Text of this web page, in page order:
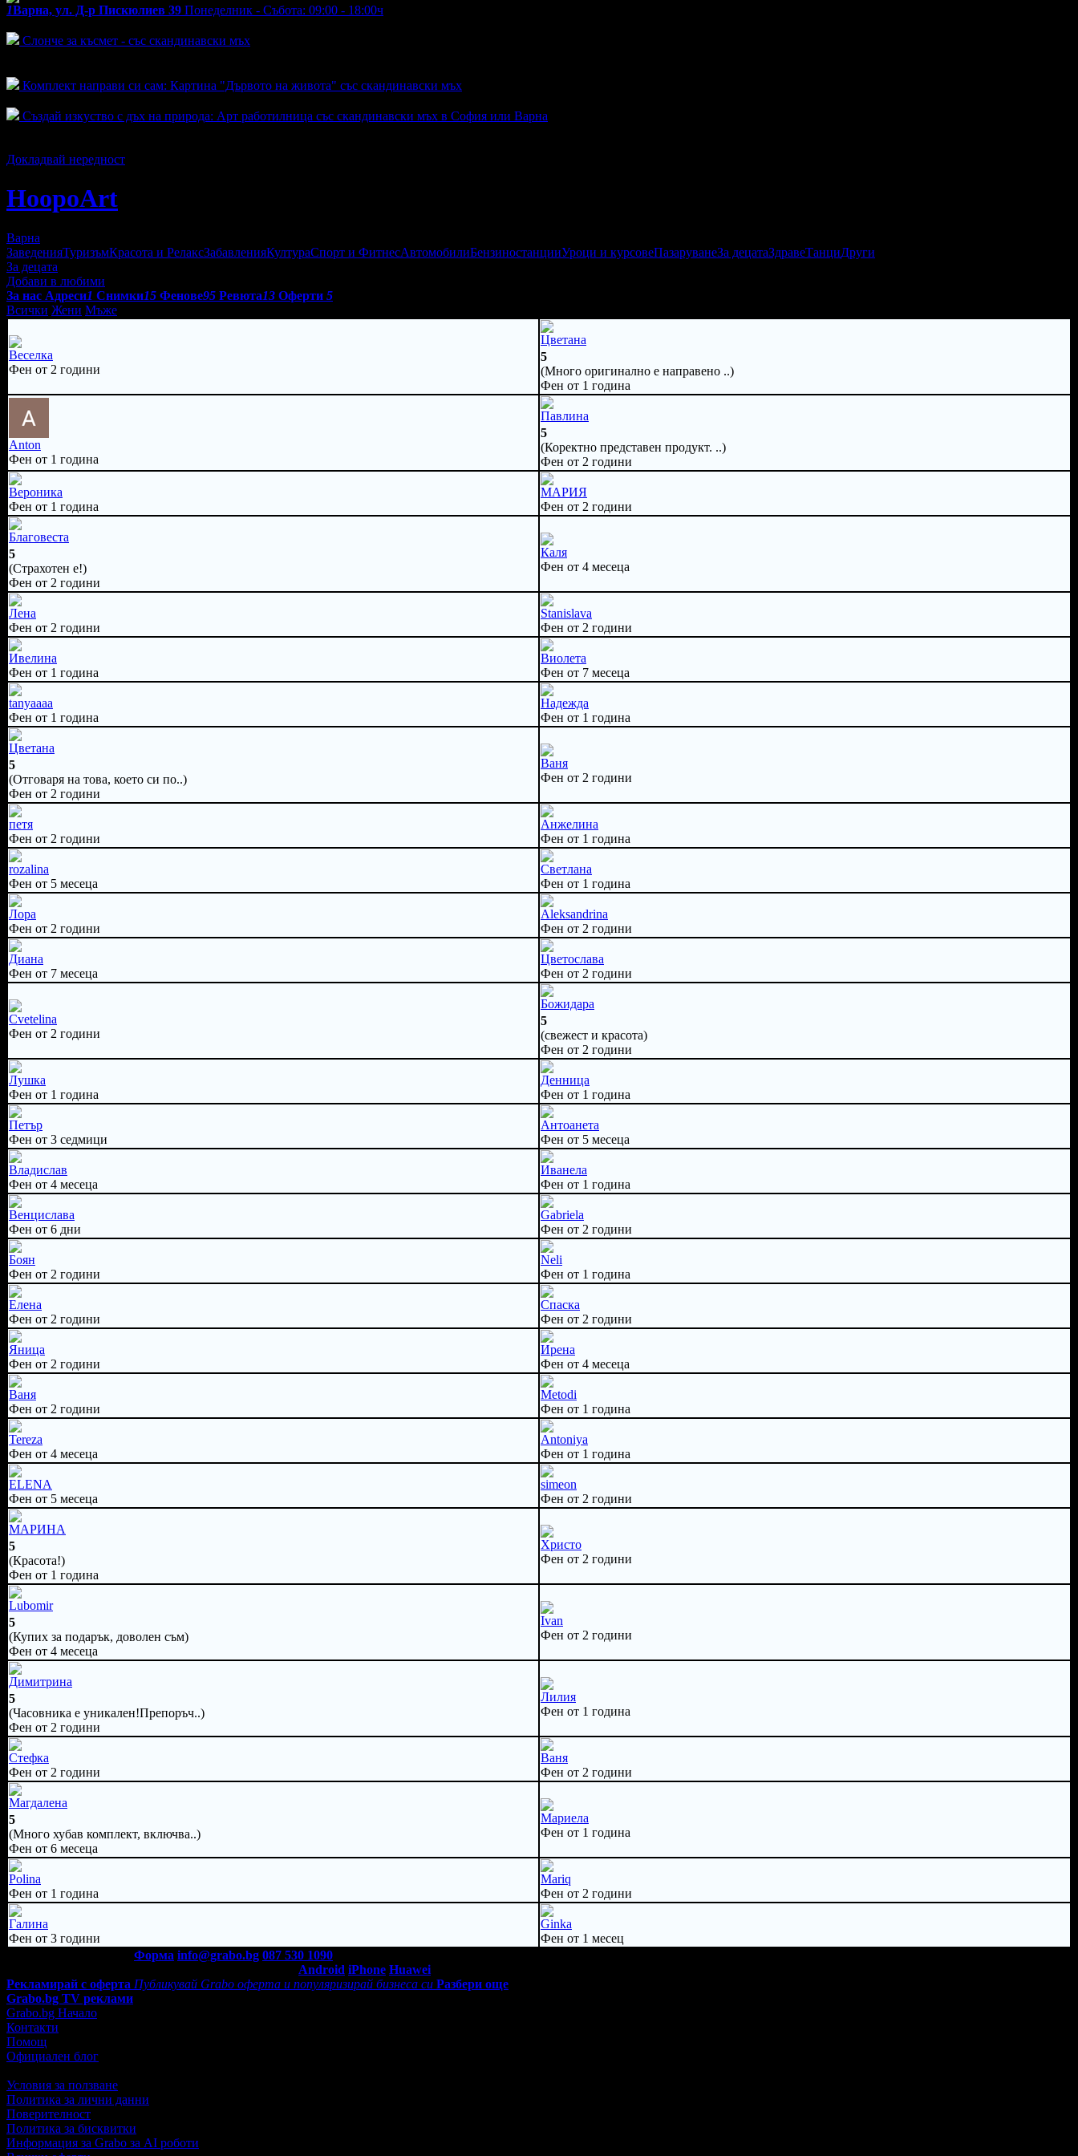
1Варна, ул. Д-р Пискюлиев 39 Понеделник - Събота: 09:00 - 18:00ч
Слонче за късмет - със скандинавски мъх
Комплект направи си сам: Картина "Дървото на живота" със скандинавски мъх
Създай изкуство с дъх на природа: Арт работилница със скандинавски мъх в София или Варна
Докладвай нередност
HoopoArt
Варна
ЗаведенияТуризъмКрасота и РелаксЗабавленияКултураСпорт и ФитнесАвтомобилиБензиностанцииУроци и курсовеПазаруванеЗа децатаЗдравеТанциДруги
За децата
Добави в любими
За нас Адреси1 Снимки15 Фенове95 Ревюта13 Оферти 5
Всички Жени Мъже
Веселка
Фен от 2 години
Цветана
5
(Много оригинално е направено ..)
Фен от 1 година
Anton
Фен от 1 година
Павлина
5
(Коректно представен продукт. ..)
Фен от 2 години
Вероника
Фен от 1 година
МАРИЯ
Фен от 2 години
Благовеста
5
(Страхотен е!)
Фен от 2 години
Каля
Фен от 4 месеца
Лена
Фен от 2 години
Stanislava
Фен от 2 години
Ивелина
Фен от 1 година
Виолета
Фен от 7 месеца
tanyaaaa
Фен от 1 година
Надежда
Фен от 1 година
Цветана
5
(Отговаря на това, което си по..)
Фен от 2 години
Ваня
Фен от 2 години
петя
Фен от 2 години
Анжелина
Фен от 1 година
rozalina
Фен от 5 месеца
Светлана
Фен от 1 година
Лора
Фен от 2 години
Aleksandrina
Фен от 2 години
Диана
Фен от 7 месеца
Цветослава
Фен от 2 години
Cvetelina
Фен от 2 години
Божидара
5
(свежест и красота)
Фен от 2 години
Лушка
Фен от 1 година
Денница
Фен от 1 година
Петър
Фен от 3 седмици
Антоанета
Фен от 5 месеца
Владислав
Фен от 4 месеца
Иванела
Фен от 1 година
Венцислава
Фен от 6 дни
Gabriela
Фен от 2 години
Боян
Фен от 2 години
Neli
Фен от 1 година
Елена
Фен от 2 години
Спаска
Фен от 2 години
Яница
Фен от 2 години
Ирена
Фен от 4 месеца
Ваня
Фен от 2 години
Metodi
Фен от 1 година
Tereza
Фен от 4 месеца
Antoniya
Фен от 1 година
ELENA
Фен от 5 месеца
simeon
Фен от 2 години
МАРИНА
5
(Красота!)
Фен от 1 година
Христо
Фен от 2 години
Lubomir
5
(Купих за подарък, доволен съм)
Фен от 4 месеца
Ivan
Фен от 2 години
Димитрина
5
(Часовника е уникален!Препоръч..)
Фен от 2 години
Лилия
Фен от 1 година
Стефка
Фен от 2 години
Ваня
Фен от 2 години
Магдалена
5
(Много хубав комплект, включва..)
Фен от 6 месеца
Мариела
Фен от 1 година
Polina
Фен от 1 година
Mariq
Фен от 2 години
Галина
Фен от 3 години
Ginka
Фен от 1 месец
Форма info@grabo.bg 087 530 1090
Android iPhone Huawei
Рекламирай с оферта Публикувай Grabo оферта и популяризирай бизнеса си Разбери още
Grabo.bg TV реклами
Grabo.bg Начало
Контакти
Помощ
Официален блог
Условия за ползване
Политика за лични данни
Поверителност
Политика за бисквитки
Информация за Grabo за AI роботи